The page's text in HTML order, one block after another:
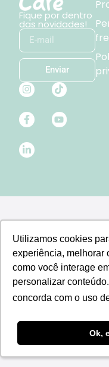
Utilizamos cookies
experiência, melhorar
como você interage
personalizar
concorda com o uso
Ok,
Utilizamos cookies
experiência, melhorar
como você interage
personalizar
concorda com o uso
Ok,
Fique por dentro
das novidades!
Enviar